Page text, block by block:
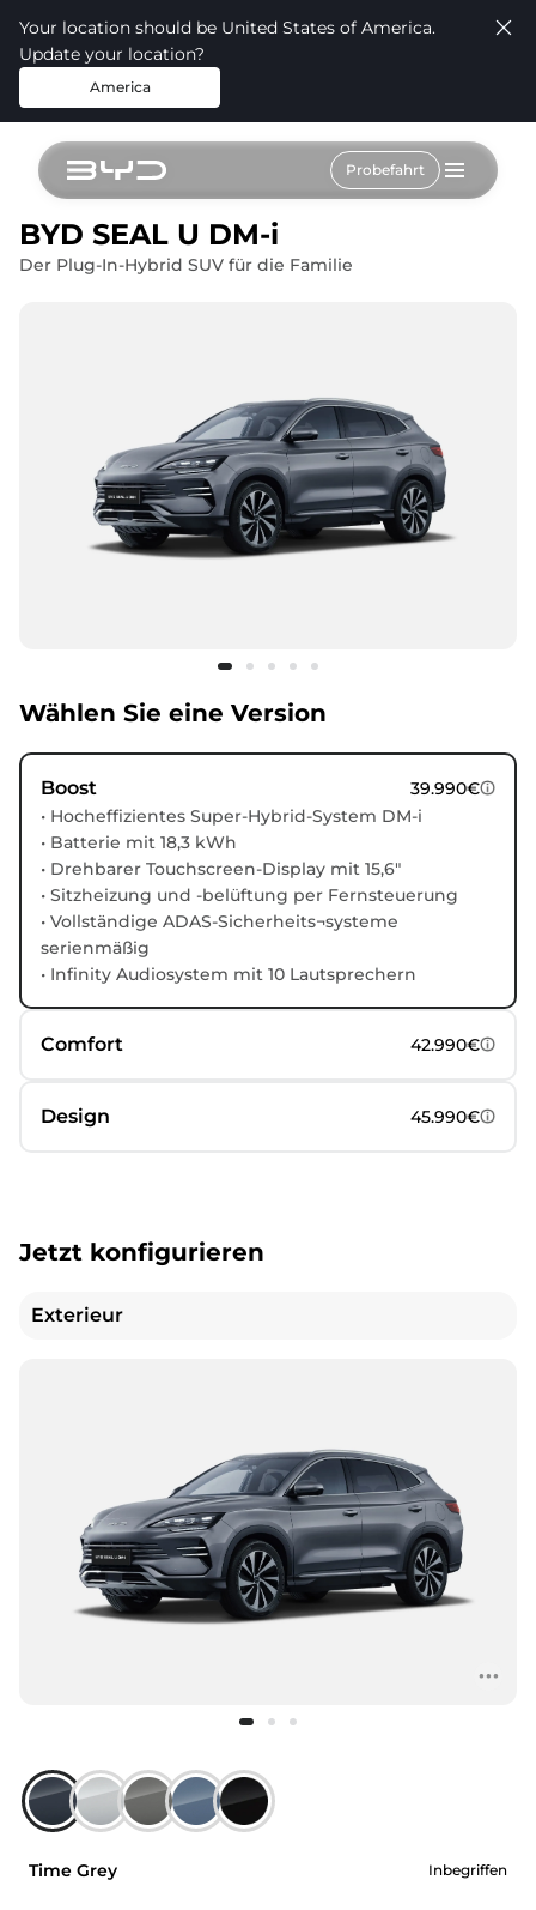
Your location should be United States of America.
Update your location?
America
Probefahrt
BYD SEAL U DM-i
Der Plug-In-Hybrid SUV für die Familie
Wählen Sie eine Version
Boost
39.990€
• Hocheffizientes Super-Hybrid-System DM-i
• Batterie mit 18,3 kWh
• Drehbarer Touchscreen-Display mit 15,6"
• Sitzheizung und -belüftung per Fernsteuerung
• Vollständige ADAS-Sicherheits¬systeme
serienmäßig
• Infinity Audiosystem mit 10 Lautsprechern
Comfort 42.990€
Design 45.990€
Jetzt konfigurieren
Exterieur
Time Grey Inbegriffen